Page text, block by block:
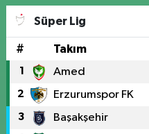
Süper Lig
# Takım
1 Amed
2 Erzurumspor FK
3 Başakşehir